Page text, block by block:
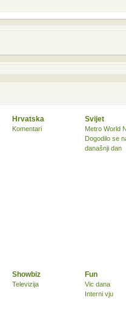
Hrvatska
Komentari
Svijet
Metro World
Dogodilo se
današnji dan
Showbiz
Televizija
Fun
Vic dana
Interni vju